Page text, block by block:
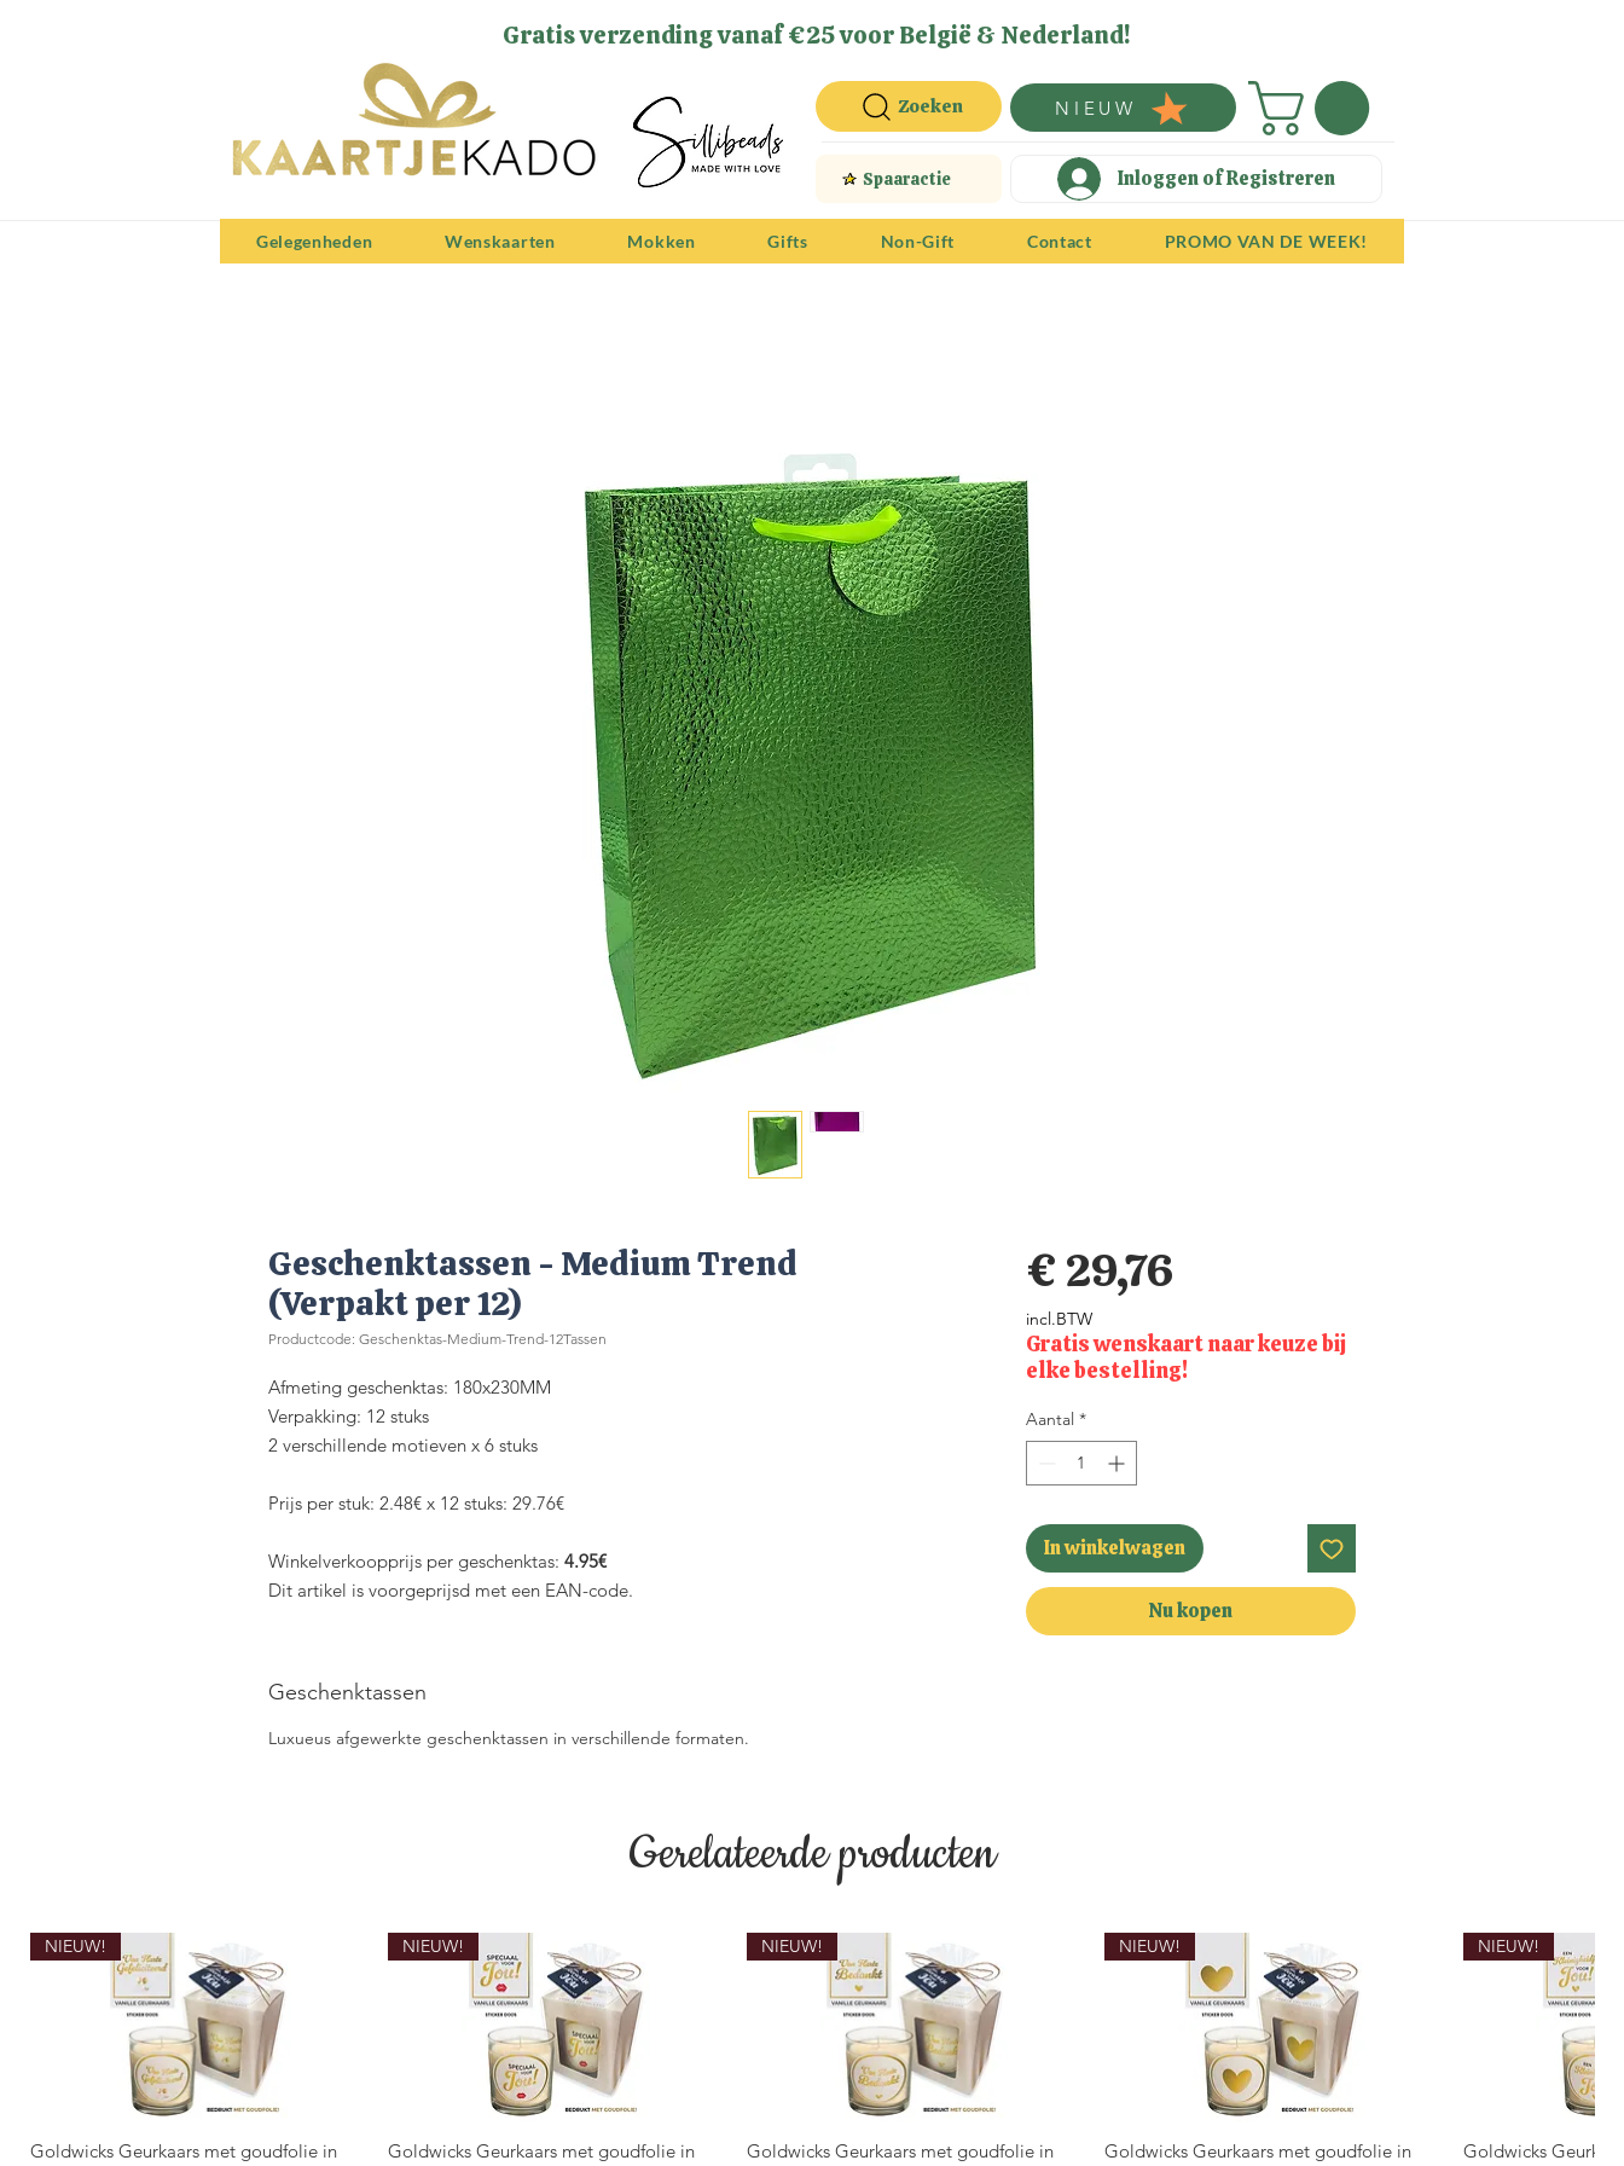
Gratis verzending vanaf €25 voor België & Nederland!
Zoeken NIEUW
Spaaractie Inloggen of Registreren
Gelegenheden Wenskaarten Mokken Gifts Non-Gift Contact PROMO VAN DE WEEK!
Geschenktassen - Medium Trend
(Verpakt per 12)
Productcode: Geschenktas-Medium-Trend-12Tassen
Afmeting geschenktas: 180x230MM
Verpakking: 12 stuks
2 verschillende motieven x 6 stuks
Prijs per stuk: 2.48€ x 12 stuks: 29.76€
Winkelverkoopprijs per geschenktas: 4.95€
Dit artikel is voorgeprijsd met een EAN-code.
Geschenktassen
Luxueus afgewerkte geschenktassen in verschillende formaten.
€ 29,76Prijs
incl.BTW
Gratis wenskaart naar keuze bij
elke bestelling!
Aantal *
In winkelwagen
Nu kopen
Gerelateerde producten
Snel overzicht
NIEUW!
Goldwicks Geurkaars met goudfolie in
Snel overzicht
NIEUW!
Goldwicks Geurkaars met goudfolie in
Snel overzicht
NIEUW!
Goldwicks Geurkaars met goudfolie in
Snel overzicht
NIEUW!
Goldwicks Geurkaars met goudfolie in
Snel
NIEUW!
Goldwicks